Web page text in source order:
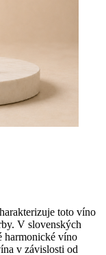
toto víno
V slovenských
harmonické víno
v závislosti od